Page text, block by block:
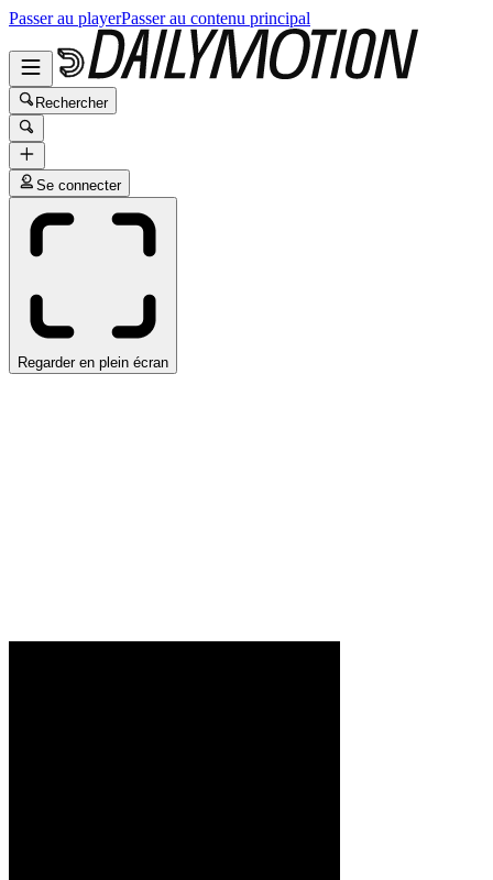
Passer au playerPasser au contenu principal
Rechercher
Se connecter
Regarder en plein écran